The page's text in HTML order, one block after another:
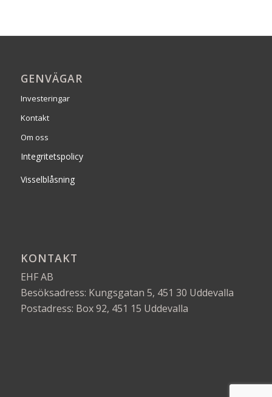
GENVÄGAR
Investeringar
Kontakt
Om oss
Integritetspolicy
Visselblåsning
KONTAKT
EHF AB
Besöksadress: Kungsgatan 5, 451 30 Uddevalla
Postadress: Box 92, 451 15 Uddevalla